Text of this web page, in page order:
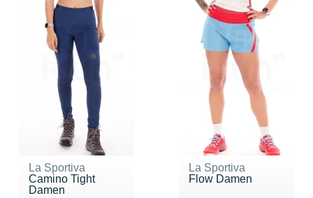
La Sportiva
Camino Tight
Damen
La Sportiva
Flow Damen